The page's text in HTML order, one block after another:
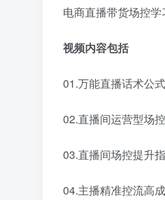
电商直播带货场控学
视频内容包括
01.万能直播话术公
02.直播间运营型场
03.直播间场控提升
04.主播精准控流高